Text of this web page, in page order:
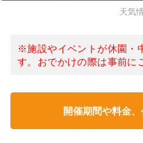
天気
※施設やイベントが休園・
す。おでかけの際は事前に
開催期間や料金